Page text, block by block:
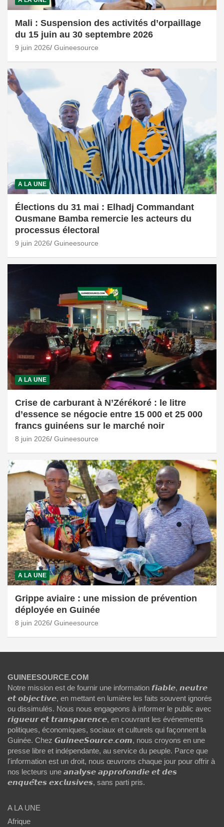
Mali : Suspension des activités d’orpaillage
du 15 juin au 30 septembre 2026
9 juin 2026 Guineesource
A LA UNE
Élections du 31 mai : Elhadj Commandant
Ousmane Bamba remercie les acteurs du
processus électoral
9 juin 2026 Guineesource
A LA UNE
Crise de carburant à N’Zérékoré : le litre
d’essence se négocie entre 15 000 et 25 000
francs guinéens sur le marché noir
8 juin 2026 Guineesource
A LA UNE
Grippe aviaire : une mission de prévention
déployée en Guinée
8 juin 2026 Guineesource
GUINEESOURCE.COM
Notre mission est de fournir une information 𝙛𝙞𝙖𝙗𝙡𝙚, 𝙣𝙚𝙪𝙩𝙧𝙚
𝙚𝙩 𝙤𝙗𝙟𝙚𝙘𝙩𝙞𝙫𝙚, en mettant en lumière les faits souvent ignorés
ou dissimulés. Nous nous engageons à informer le public avec
𝙧𝙞𝙜𝙪𝙚𝙪𝙧 𝙚𝙩 𝙩𝙧𝙖𝙣𝙨𝙥𝙖𝙧𝙚𝙣𝙘𝙚, en couvrant les événements
politiques, économiques, sociaux et culturels qui façonnent la
Guinée. Chez 𝙂𝙪𝙞𝙣𝙚𝙚𝙎𝙤𝙪𝙧𝙘𝙚.𝙘𝙤𝙢, nous croyons en une
presse libre et indépendante, au service du peuple. Parce que
l'information est un droit, nous œuvrons chaque jour pour offrir à
nos lecteurs une 𝙖𝙣𝙖𝙡𝙮𝙨𝙚 𝙖𝙥𝙥𝙧𝙤𝙛𝙤𝙣𝙙𝙞𝙚 𝙚𝙩 𝙙𝙚𝙨
𝙚𝙣𝙦𝙪𝙚̂𝙩𝙚𝙨 𝙚𝙭𝙘𝙡𝙪𝙨𝙞𝙫𝙚𝙨, sans parti pris.
A LA UNE
Afrique